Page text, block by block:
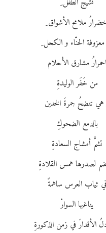
ملامح الأشواق
الحنّاء و الكحل
مشارق الأحلام
من خَفَر الوليدةِ
تنضحُ جمرةَ الخدين
بالدمع الضحوكِ
تشمُّ أمشاج السعادةِ
لصدرها همس القلادةِ
ثياب العرس ساهمةً
يناغيها السوارْ
الأقدارَ في زمن الذكورةِ